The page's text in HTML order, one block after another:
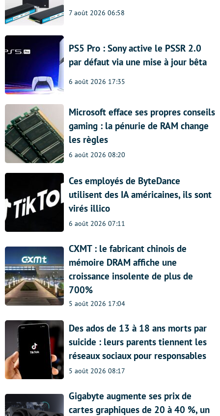
7 août 2026 06:58
PS5 Pro : Sony active le PSSR 2.0
par défaut via une mise à jour bêta
6 août 2026 17:35
Microsoft efface ses propres conseils
gaming : la pénurie de RAM change
les règles
6 août 2026 08:20
Ces employés de ByteDance
utilisent des IA américaines, ils sont
virés illico
6 août 2026 07:11
CXMT : le fabricant chinois de
mémoire DRAM affiche une
croissance insolente de plus de
700%
5 août 2026 17:04
Des ados de 13 à 18 ans morts par
suicide : leurs parents tiennent les
réseaux sociaux pour responsables
5 août 2026 08:17
Gigabyte augmente ses prix de
cartes graphiques de 20 à 40 %, un